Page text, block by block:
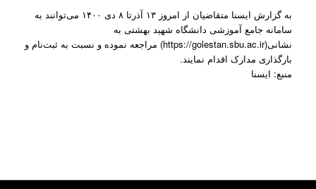
به گزارش ایسنا ​​​​​​​متقاضیان از امروز ۱۳ آذرتا ۸ دی ۱۴۰۰ می‌توانند به
سامانه جامع آموزشی دانشگاه شهید بهشتی به
نشانی(https://golestan.sbu.ac.ir) مراجعه نموده و نسبت به ثبت‌نام و
بارگذاری مدارک اقدام نمایند.
منبع: ایسنا